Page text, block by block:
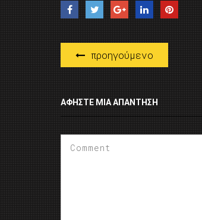
προηγούμενο
ΑΦΉΣΤΕ ΜΙΑ ΑΠΆΝΤΗΣΗ